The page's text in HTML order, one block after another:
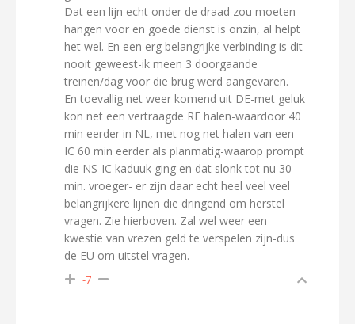
Dat een lijn echt onder de draad zou moeten
hangen voor en goede dienst is onzin, al helpt
het wel. En een erg belangrijke verbinding is dit
nooit geweest-ik meen 3 doorgaande
treinen/dag voor die brug werd aangevaren.
En toevallig net weer komend uit DE-met geluk
kon net een vertraagde RE halen-waardoor 40
min eerder in NL, met nog net halen van een
IC 60 min eerder als planmatig-waarop prompt
die NS-IC kaduuk ging en dat slonk tot nu 30
min. vroeger- er zijn daar echt heel veel veel
belangrijkere lijnen die dringend om herstel
vragen. Zie hierboven. Zal wel weer een
kwestie van vrezen geld te verspelen zijn-dus
de EU om uitstel vragen.
-7